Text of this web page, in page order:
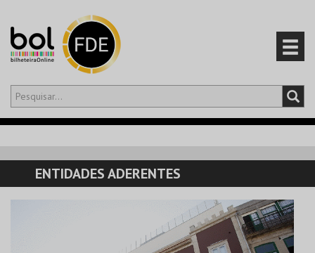
Olá,iniciar sessão
CARRINHO
EVENTOS
ENTIDADES ADERENTES